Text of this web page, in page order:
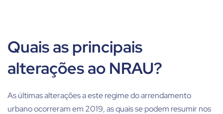
Quais as principais
alterações ao NRAU?
As últimas alterações a este regime do arrendamento
urbano ocorreram em 2019, as quais se podem resumir nos